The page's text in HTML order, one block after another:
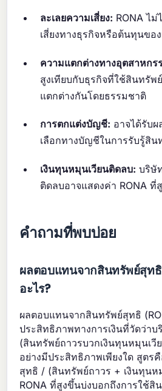
ละเลยความเสี่ยง: RONA ไ
เสี่ยงทางธุรกิจหรือต้นทุนขอ
ความแตกต่างทางอุตสาหกร
สูงเทียบกับธุรกิจที่ใช้สินทรัพ
แตกต่างกันโดยธรรมชาติ
การตกแต่งบัญชี: อาจได้รับ
เลือกทางบัญชีในการรับรู้สิน
เงินทุนหมุนเวียนติดลบ: บริษั
ติดลบอาจแสดงค่า RONA ที่
คำถามที่พบบ่อย
ผลตอบแทนจากสินทรัพย์สุท
อะไร?
ผลตอบแทนจากสินทรัพย์สุทธิ
ประสิทธิภาพทางการเงินที่วัดว่า
(สินทรัพย์ถาวรบวกเงินทุนหมุนเวี
อย่างมีประสิทธิภาพเพียงใด สูตร
สุทธิ / (สินทรัพย์ถาวร + เงินทุนห
RONA ที่สูงขึ้นบ่งบอกถึงการใช้สิ